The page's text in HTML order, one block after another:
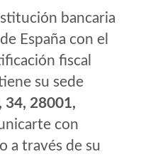
bancaria
España con el
fiscal
su sede
34, 28001,
con
a través de su